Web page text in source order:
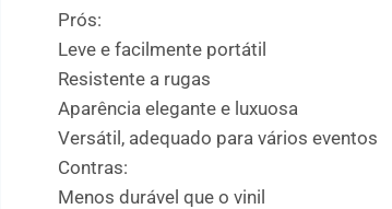
Prós:
Leve e facilmente portátil
Resistente a rugas
Aparência elegante e luxuosa
Versátil, adequado para vários eventos
Contras:
Menos durável que o vinil